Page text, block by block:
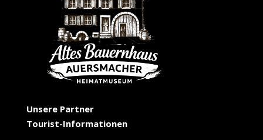
Unsere Partner
Tourist-Informationen